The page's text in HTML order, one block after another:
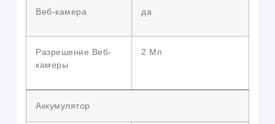
Веб-камера да
Разрешение Веб-
камеры
2 Мп
Аккумулятор